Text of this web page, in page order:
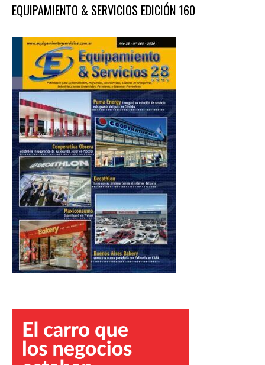
EQUIPAMIENTO & SERVICIOS EDICIÓN 160